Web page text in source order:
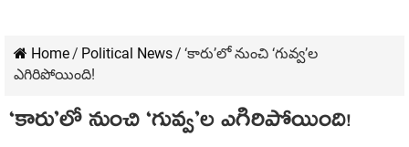
Home/ Political News/ ‘కారు’లో నుంచి ‘గువ్వ’ల
ఎగిరిపోయింది!
‘కారు’లో నుంచి ‘గువ్వ’ల ఎగిరిపోయింది!